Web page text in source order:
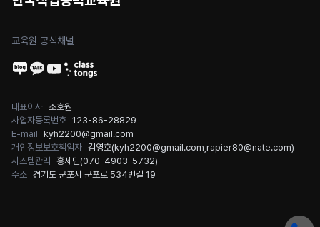
교육원 공식채널
대표이사 조호원
사업자등록번호 123-86-28829
E-mail kyh2200@gmail.com
개인정보보호책임자 김영호(kyh2200@gmail.com rapier80@nate.com)
시스템관리
홍세민(070-4903-5732)
주소 경기도 군포시 군포로 534번길 19